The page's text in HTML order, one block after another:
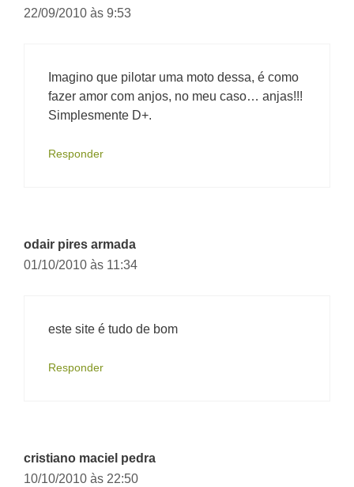
22/09/2010 às 9:53
Imagino que pilotar uma moto dessa, é como
fazer amor com anjos, no meu caso… anjas!!!
Simplesmente D+.
Responder
odair pires armada
01/10/2010 às 11:34
este site é tudo de bom
Responder
cristiano maciel pedra
10/10/2010 às 22:50